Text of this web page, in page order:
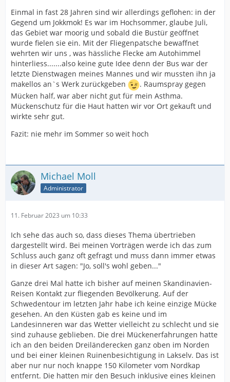
Einmal in fast 28 Jahren sind wir allerdings geflohen: in der
Gegend um Jokkmok! Es war im Hochsommer, glaube Juli,
das Gebiet war moorig und sobald die Bustür geöffnet
wurde fielen sie ein. Mit der Fliegenpatsche bewaffnet
wehrten wir uns , was hässliche Flecke am Autohimmel
hinterliess.......also keine gute Idee denn der Bus war der
letzte Dienstwagen meines Mannes und wir mussten ihn ja
makellos an`s Werk zurückgeben
. Raumspray gegen
Mücken half, war aber nicht gut für mein Asthma.
Mückenschutz für die Haut hatten wir vor Ort gekauft und
wirkte sehr gut.
Fazit: nie mehr im Sommer so weit hoch
Michael Moll
Administrator
11. Februar 2023 um 10:33
Ich sehe das auch so, dass dieses Thema übertrieben
dargestellt wird. Bei meinen Vorträgen werde ich das zum
Schluss auch ganz oft gefragt und muss dann immer etwas
in dieser Art sagen: "Jo, soll's wohl geben..."
Ganze drei Mal hatte ich bisher auf meinen Skandinavien-
Reisen Kontakt zur fliegenden Bevölkerung. Auf der
Schwedentour im letzten Jahr habe ich keine einzige Mücke
gesehen. An den Küsten gab es keine und im
Landesinneren war das Wetter vielleicht zu schlecht und sie
sind zuhause geblieben. Die drei Mückenerfahrungen hatte
ich an den beiden Dreiländerecken ganz oben im Norden
und bei einer kleinen Ruinenbesichtigung in Lakselv. Das ist
aber nur nur noch knappe 150 Kilometer vom Nordkap
entfernt. Die hatten mir den Besuch inklusive eines kleinen